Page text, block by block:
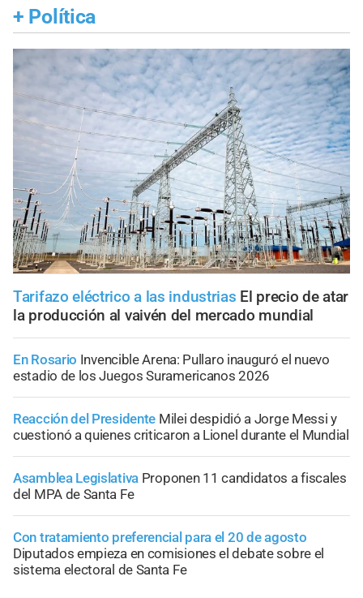
+ Política
Tarifazo eléctrico a las industrias El precio de atar
la producción al vaivén del mercado mundial
En Rosario Invencible Arena: Pullaro inauguró el nuevo
estadio de los Juegos Suramericanos 2026
Reacción del Presidente Milei despidió a Jorge Messi y
cuestionó a quienes criticaron a Lionel durante el Mundial
Asamblea Legislativa Proponen 11 candidatos a fiscales
del MPA de Santa Fe
Con tratamiento preferencial para el 20 de agosto
Diputados empieza en comisiones el debate sobre el
sistema electoral de Santa Fe